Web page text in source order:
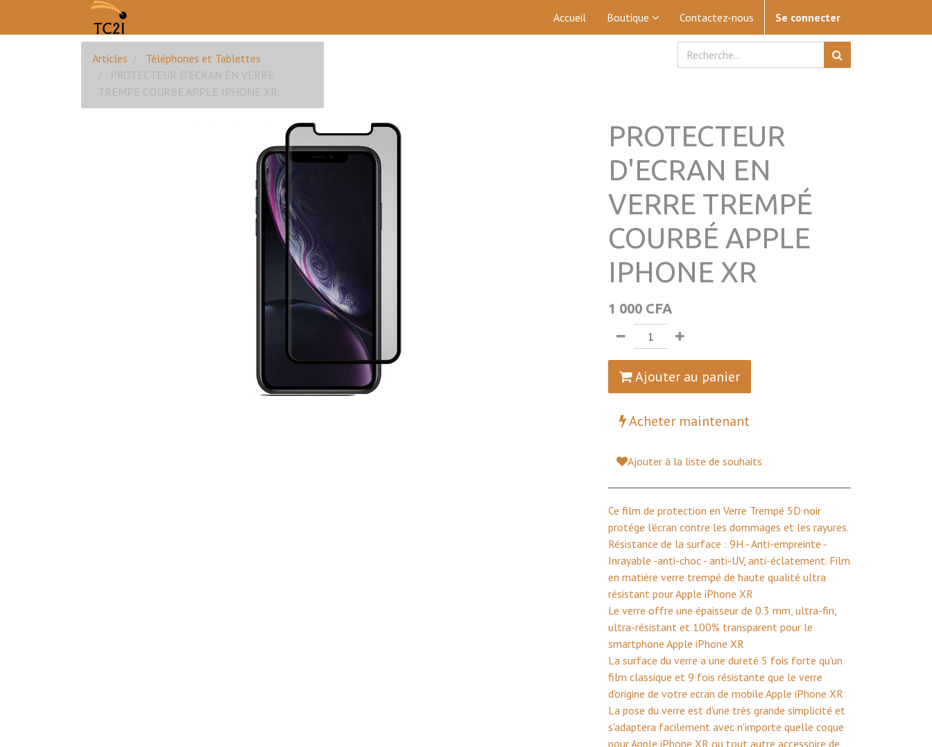
Accueil Boutique Contactez-nous Se connecter
Articles
Téléphones et Tablettes
PROTECTEUR D'ECRAN EN VERRE
TREMPÉ COURBÉ APPLE IPHONE XR
PROTECTEUR
D'ECRAN EN
VERRE TREMPÉ
COURBÉ APPLE
IPHONE XR
1 000 CFA
Ajouter au panier
Acheter maintenant
Ajouter à la liste de souhaits
Ce film de protection en Verre Trempé 5D noir
protége l'écran contre les dommages et les rayures.
Résistance de la surface : 9H - Anti-empreinte -
Inrayable -anti-choc - anti-UV, anti-éclatement. Film
en matière verre trempé de haute qualité ultra
résistant pour Apple iPhone XR
Le verre offre une épaisseur de 0.3 mm, ultra-fin,
ultra-résistant et 100% transparent pour le
smartphone Apple iPhone XR
La surface du verre a une dureté 5 fois forte qu'un
film classique et 9 fois résistante que le verre
d'origine de votre ecran de mobile Apple iPhone XR
La pose du verre est d'une très grande simplicité et
s'adaptera facilement avec n'importe quelle coque
pour Apple iPhone XR ou tout autre accessoire de